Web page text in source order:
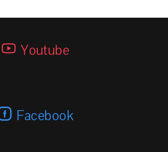
Youtube
Facebook